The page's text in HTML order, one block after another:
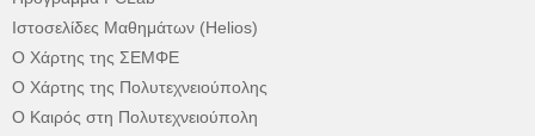
Ιστοσελίδες Μαθημάτων (Helios)
Ο Χάρτης της ΣΕΜΦΕ
Ο Χάρτης της Πολυτεχνειούπολης
Ο Καιρός στη Πολυτεχνειούπολη